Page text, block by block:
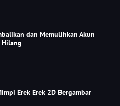
dan Memulihkan Akun
Hilang
Erek Erek 2D Bergambar